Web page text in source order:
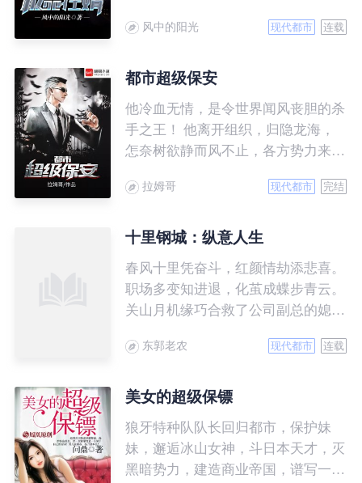
风中的阳光 现代都市 连载
都市超级保安
他冷血无情，是令世界闻风丧胆的杀
手之王！ 他离开组织，归隐龙海，
怎奈树欲静而风不止，各方势力来势
应对？ 面对一个个人间尤物，相继
水三千，只取一瓢？ “长相不到九十
说。
拉姆哥 现代都市 完结
十里钢城：纵意人生
春风十里凭奋斗，红颜情劫添悲喜。
职场多变知进退，化茧成蝶步青云。
关山月机缘巧合救了公司副总的媳
助，从此开始了巅峰之路。
东郭老农 现代都市 连载
美女的超级保镖
狼牙特种队队长回归都市，保护妹
妹，邂逅冰山女神，斗日本天才，灭
黑暗势力，建造商业帝国，谱写一曲